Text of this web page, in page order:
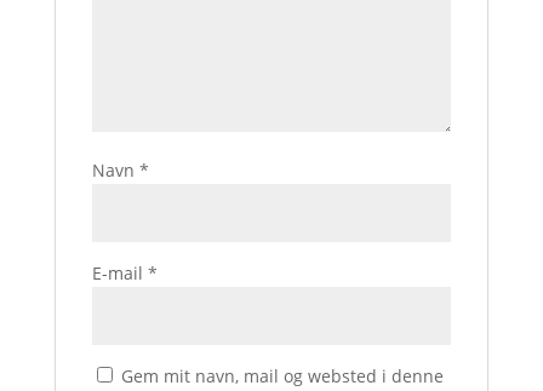
Navn *
E-mail *
Gem mit navn, mail og websted i denne